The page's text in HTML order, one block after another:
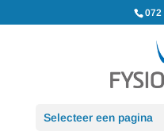
072
Selecteer een pagina